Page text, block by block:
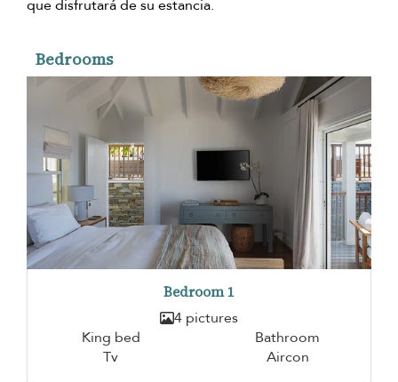
que disfrutará de su estancia.
Bedrooms
Bedroom 1
4 pictures
King bed
Bathroom
Tv
Aircon